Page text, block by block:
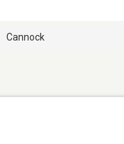
Cannock